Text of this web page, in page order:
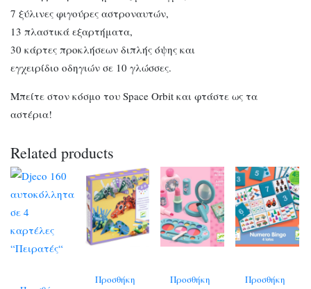
7 ξύλινες φιγούρες αστροναυτών,
13 πλαστικά εξαρτήματα,
30 κάρτες προκλήσεων διπλής όψης και
εγχειρίδιο οδηγιών σε 10 γλώσσες.
Μπείτε στον κόσμο του Space Orbit και φτάστε ως τα
αστέρια!
Related products
Προσθήκη Προσθήκη Προσθήκη